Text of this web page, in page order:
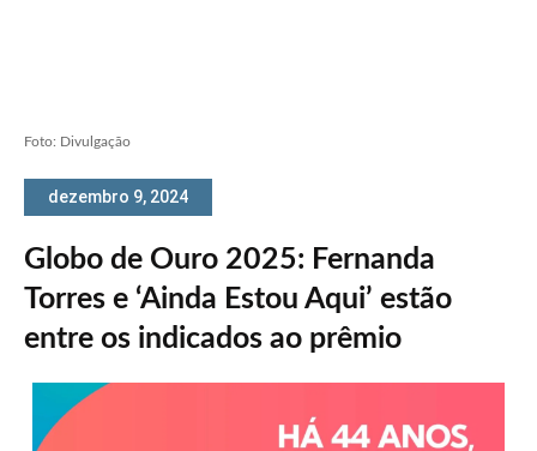
Foto: Divulgação
dezembro 9, 2024
Globo de Ouro 2025: Fernanda
Torres e ‘Ainda Estou Aqui’ estão
entre os indicados ao prêmio